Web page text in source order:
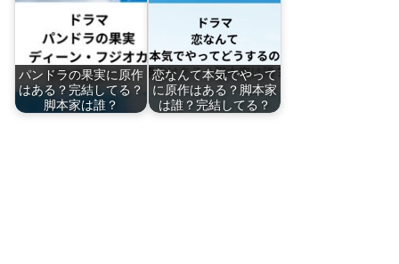
パンドラの果実に原作
はある？完結してる？
脚本家は誰？
恋なんて本気でやって
に原作はある？脚本家
は誰？完結してる？